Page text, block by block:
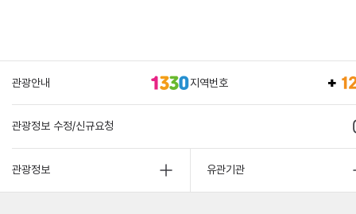
관광안내 지역번호
관광정보 수정/신규요청
관광정보 유관기관